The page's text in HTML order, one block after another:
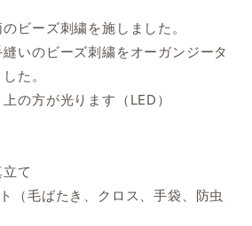
ビーズ刺繍を施しました。
いのビーズ刺繍をオーガンジータ
た。
の方が光ります（LED）
て
（毛ばたき、クロス、手袋、防虫